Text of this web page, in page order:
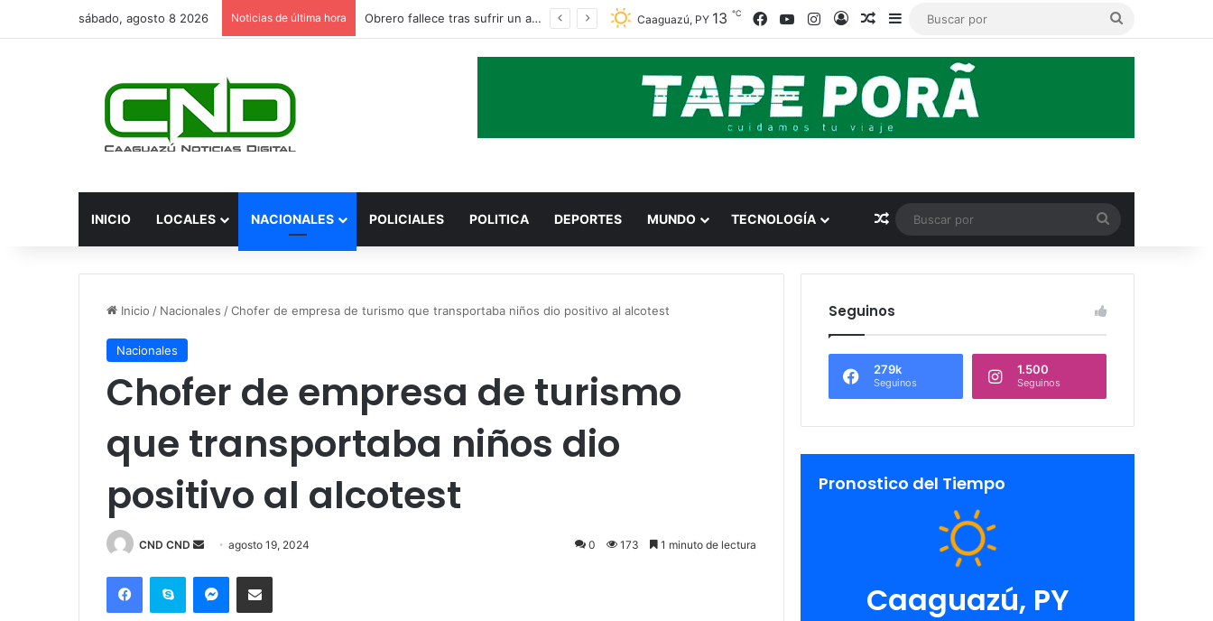
sábado, agosto 8 2026 Noticias de última hora Obrero fallece tras sufrir un accidente con una amoladora en Canindeyú Caaguazú, PY 13 ℃ Facebook
YouTubeInstagram
AccesoPublicación al azar
Barra lateral
INICIO LOCALES NACIONALES POLICIALES POLITICA DEPORTES MUNDO TECNOLOGÍA Publicación al azar
por
Inicio / Nacionales /Chofer de empresa de turismo que transportaba niños dio positivo al alcotest
Nacionales
Chofer de empresa de turismo
que transportaba niños dio
positivo al alcotest
CND CND
Send
email
agosto 19, 2024 0 173 1 minuto de lectura
FacebookSkype MessengerCompartir por correo electrónico
Seguinos
279k
Seguinos
1.500
Seguinos
Pronostico del Tiempo
Caaguazú, PY